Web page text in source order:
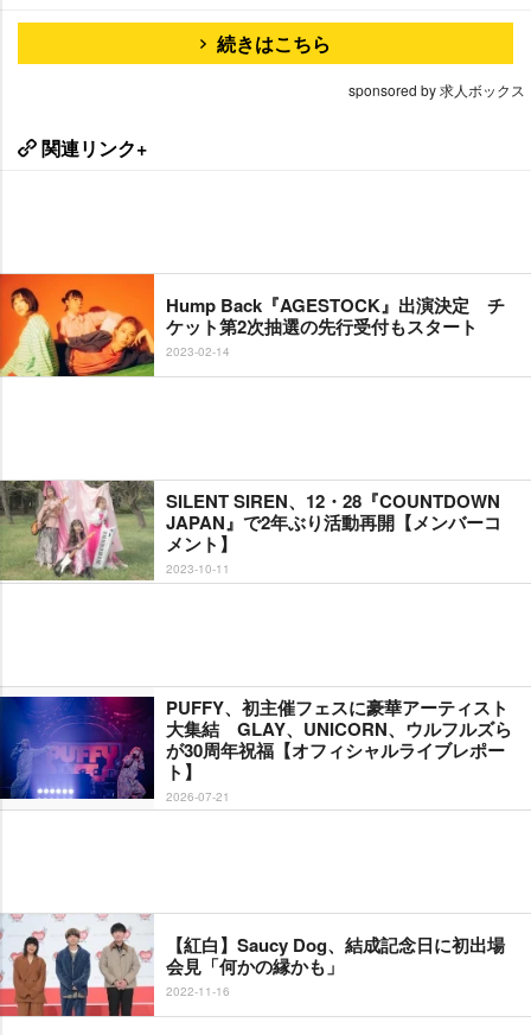
続きはこちら
sponsored by 求人ボックス
関連リンク+
Hump Back『AGESTOCK』出演決定 チ
ケット第2次抽選の先行受付もスタート
2023-02-14
SILENT SIREN、12・28『COUNTDOWN
JAPAN』で2年ぶり活動再開【メンバーコ
メント】
2023-10-11
PUFFY、初主催フェスに豪華アーティスト
大集結 GLAY、UNICORN、ウルフルズら
が30周年祝福【オフィシャルライブレポー
ト】
2026-07-21
【紅白】Saucy Dog、結成記念日に初出場
会見「何かの縁かも」
2022-11-16